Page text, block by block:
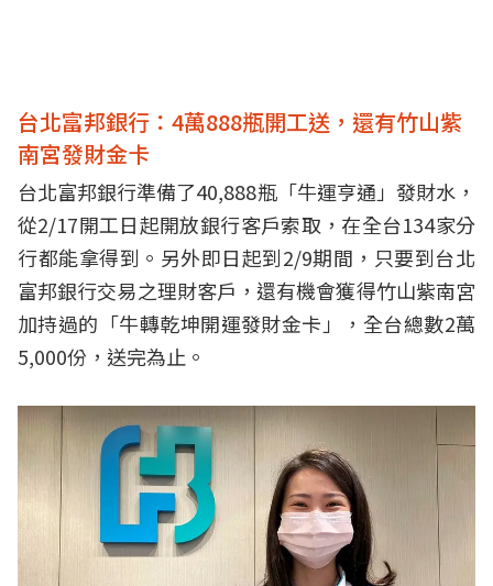
台北富邦銀行：4萬888瓶開工送，還有竹山紫
南宮發財金卡
台北富邦銀行準備了40,888瓶「牛運亨通」發財水，
從2/17開工日起開放銀行客戶索取，在全台134家分
行都能拿得到。另外即日起到2/9期間，只要到台北
富邦銀行交易之理財客戶，還有機會獲得竹山紫南宮
加持過的「牛轉乾坤開運發財金卡」，全台總數2萬
5,000份，送完為止。